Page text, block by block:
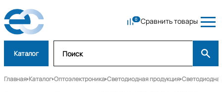
Сравнить товары
Каталог
Главная Каталог Оптоэлектроника Светодиодная продукция